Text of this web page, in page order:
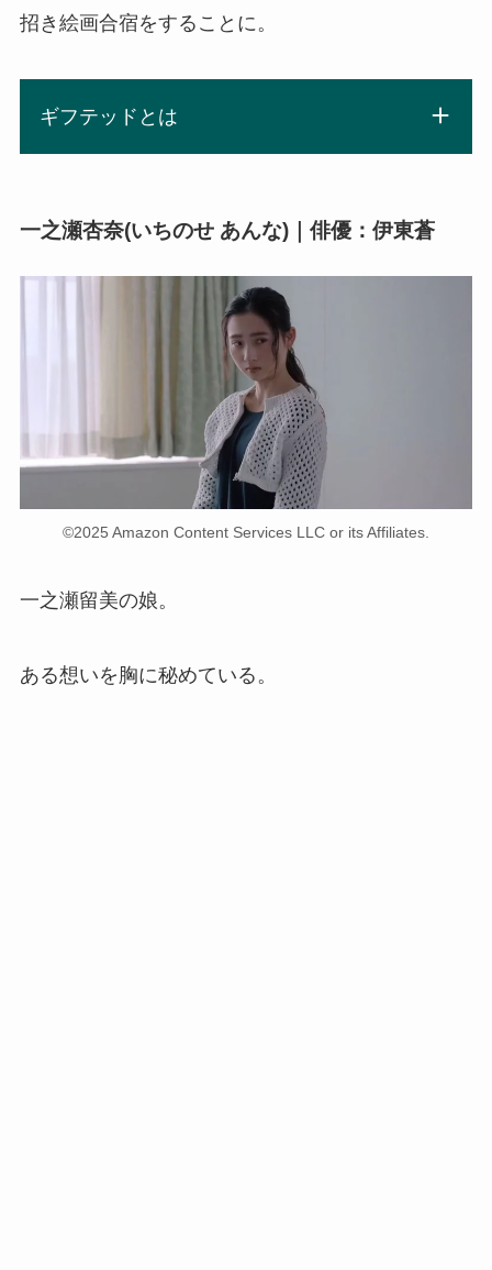
招き絵画合宿をすることに。
ギフテッドとは
一之瀬杏奈(いちのせ あんな)｜俳優：伊東蒼
©2025 Amazon Content Services LLC or its Affiliates.
一之瀬留美の娘。
ある想いを胸に秘めている。